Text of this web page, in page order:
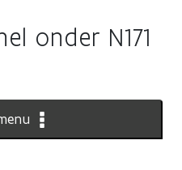
onder N171